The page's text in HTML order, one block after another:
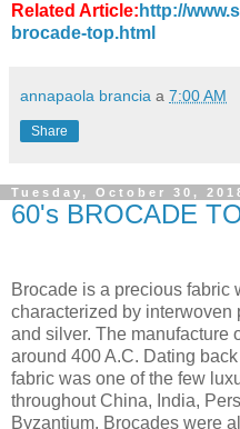
Related Article: http://
brocade-top.html
annapaola brancia a 7:00 AM
Share
Tuesday, October 30,
60's BROCADE
Brocade is a precious fabric
characterized by interwoven
and silver. The manufacture
around 400 A.C. Dating
fabric was one of the few
throughout China, India,
Byzantium. Brocades were